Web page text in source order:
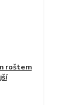
roštem